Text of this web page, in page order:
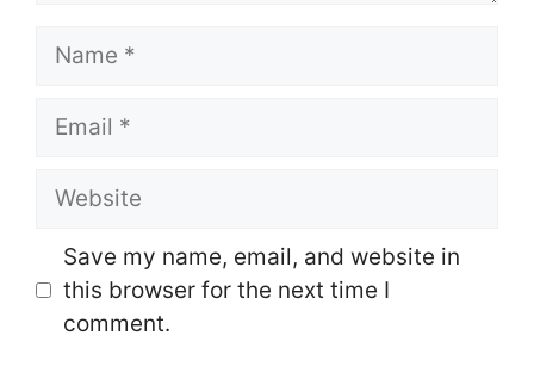
Name
Email
Website
Save my name, email, and website in
this browser for the next time I
comment.